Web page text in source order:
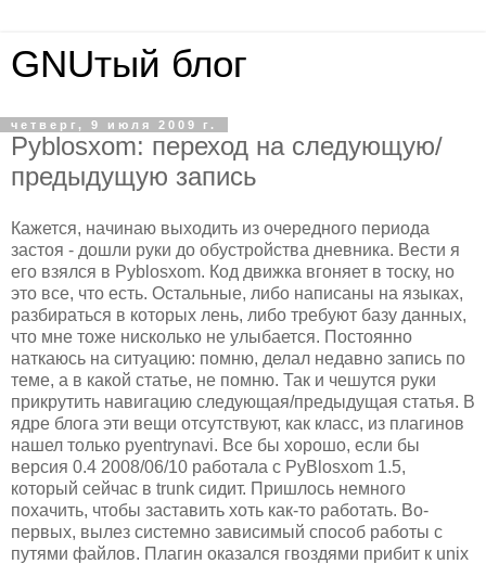
GNUтый блог
четверг, 9 июля 2009 г.
Pyblosxom: переход на следующую/
предыдущую запись
Кажется, начинаю выходить из очередного периода
застоя - дошли руки до обустройства дневника. Вести я
его взялся в Pyblosxom. Код движка вгоняет в тоску, но
это все, что есть. Остальные, либо написаны на языках,
разбираться в которых лень, либо требуют базу данных,
что мне тоже нисколько не улыбается. Постоянно
наткаюсь на ситуацию: помню, делал недавно запись по
теме, а в какой статье, не помню. Так и чешутся руки
прикрутить навигацию следующая/предыдущая статья. В
ядре блога эти вещи отсутствуют, как класс, из плагинов
нашел только pyentrynavi. Все бы хорошо, если бы
версия 0.4 2008/06/10 работала с PyBlosxom 1.5,
который сейчас в trunk сидит. Пришлось немного
похачить, чтобы заставить хоть как-то работать. Во-
первых, вылез системно зависимый способ работы с
путями файлов. Плагин оказался гвоздями прибит к unix